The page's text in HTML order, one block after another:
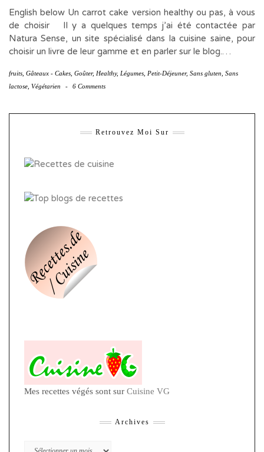
English below Un carrot cake version healthy ou pas, à vous
de choisir Il y a quelques temps j’ai été contactée par
Natura Sense, un site spécialisé dans la cuisine saine, pour
choisir un livre de leur gamme et en parler sur le blog.…
fruits Gâteaux - Cakes Goûter, Healthy, Légumes Petit-Déjeuner, Sans gluten Sans
lactose Végétarien - 6 Comments
Retrouvez Moi Sur
Mes recettes végés sont sur Cuisine VG
Archives
Archives